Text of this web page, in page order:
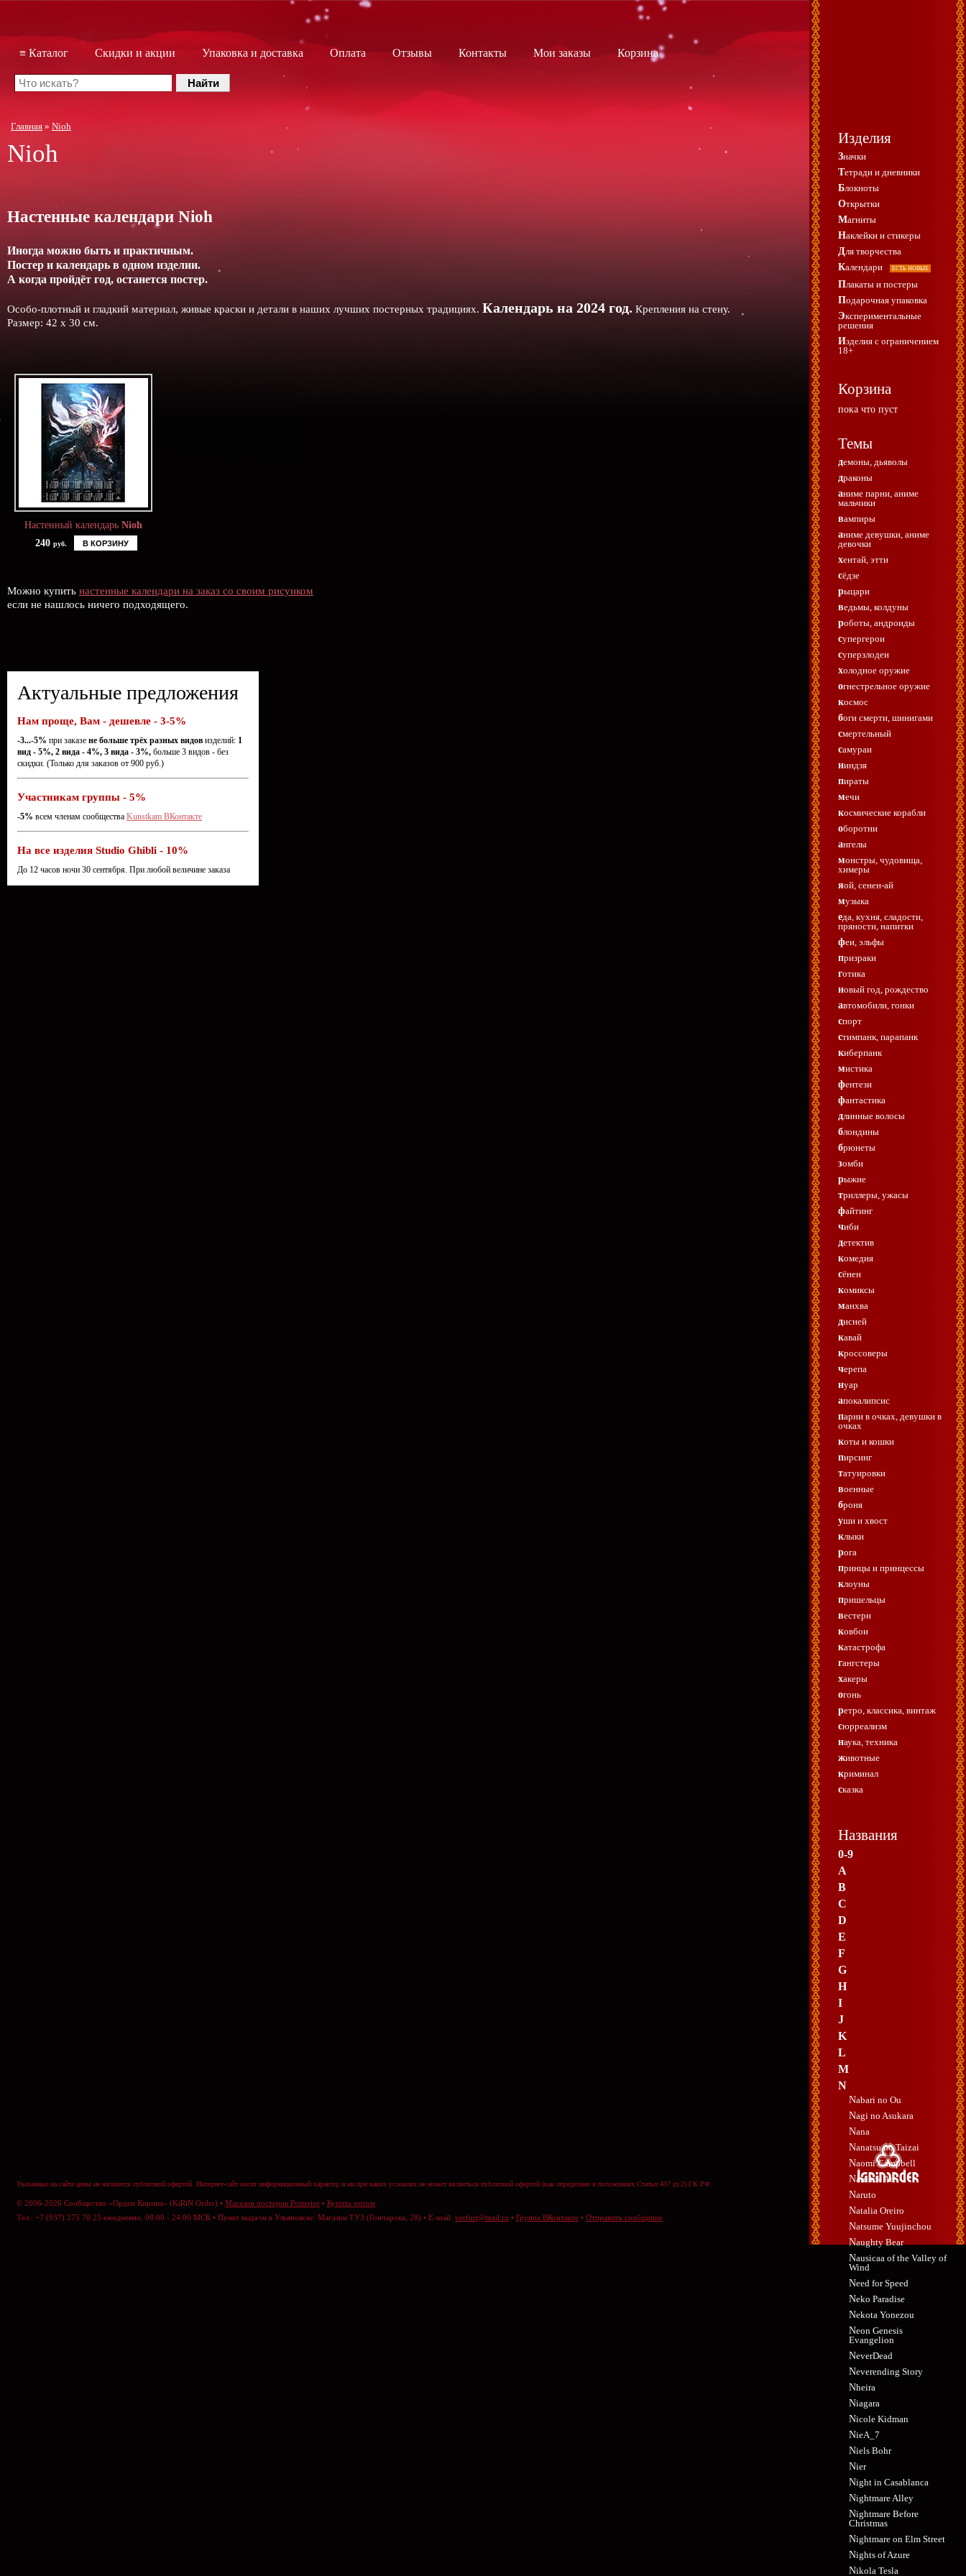
≡ Каталог Скидки и акции Упаковка и доставка Оплата Отзывы Контакты Мои заказы Корзина
Главная » Nioh
Nioh
Настенные календари Nioh
Иногда можно быть и практичным.
Постер и календарь в одном изделии.
А когда пройдёт год, останется постер.
Особо-плотный и гладкий материал, живые краски и детали в наших лучших постерных традициях. Календарь на 2024 год. Крепления на стену.
Размер: 42 х 30 см.
Настенный календарь Nioh
240 руб. В КОРЗИНУ
Можно купить настенные календари на заказ со своим рисунком
если не нашлось ничего подходящего.
Актуальные предложения
Нам проще, Вам - дешевле - 3-5%
-3...-5% при заказе не больше трёх разных видов изделий: 1
вид - 5%, 2 вида - 4%, 3 вида - 3%, больше 3 видов - без
скидки. (Только для заказов от 900 руб.)
Участникам группы - 5%
-5% всем членам сообщества Kunstkam ВКонтакте
На все изделия Studio Ghibli - 10%
До 12 часов ночи 30 сентября. При любой величине заказа
Изделия
Значки
Тетради и дневники
Блокноты
Открытки
Магниты
Наклейки и стикеры
Для творчества
Календари
ЕСТЬ НОВЫЕ
Плакаты и постеры
Подарочная упаковка
Экспериментальные
решения
Изделия с ограничением
18+
Корзина
пока что пуст
Темы
демоны, дьяволы
драконы
аниме парни, аниме
мальчики
вампиры
аниме девушки, аниме
девочки
хентай, этти
сёдзе
рыцари
ведьмы, колдуны
роботы, андроиды
супергерои
суперзлодеи
холодное оружие
огнестрельное оружие
космос
боги смерти, шинигами
смертельный
самураи
ниндзя
пираты
мечи
космические корабли
оборотни
ангелы
монстры, чудовища,
химеры
яой, сенен-ай
музыка
еда, кухня, сладости,
пряности, напитки
феи, эльфы
призраки
готика
новый год, рождество
автомобили, гонки
спорт
стимпанк, парапанк
киберпанк
мистика
фентези
фантастика
длинные волосы
блондины
брюнеты
зомби
рыжие
триллеры, ужасы
файтинг
чиби
детектив
комедия
сёнен
комиксы
манхва
дисней
кавай
кроссоверы
черепа
нуар
апокалипсис
парни в очках, девушки в
очках
коты и кошки
пирсинг
татуировки
военные
броня
уши и хвост
клыки
рога
принцы и принцессы
клоуны
пришельцы
вестерн
ковбои
катастрофа
гангстеры
хакеры
огонь
ретро, классика, винтаж
сюрреализм
наука, техника
животные
криминал
сказка
Названия
0-9
A
B
C
D
E
F
G
H
I
J
K
L
M
N
Nabari no Ou
Nagi no Asukara
Nana
Nanatsu no Taizai
Naomi Campbell
Nardack Art
Naruto
Natalia Oreiro
Natsume Yuujinchou
Naughty Bear
Nausicaa of the Valley of
Wind
Need for Speed
Neko Paradise
Nekota Yonezou
Neon Genesis
Evangelion
NeverDead
Neverending Story
Nheira
Niagara
Nicole Kidman
NieA_7
Niels Bohr
Nier
Night in Casablanca
Nightmare Alley
Nightmare Before
Christmas
Nightmare on Elm Street
Nights of Azure
Nikola Tesla
Указанные на сайте цены не являются публичной офертой. Интернет-сайт носит информационный характер и ни при каких условиях не может являеться публичной офертой (как определено в положениях Статьи 437 (п.2) ГК РФ.
© 2006-2026 Сообщество «Орден Кирина» (KiRiN Order) • Магазин постеров Posterior • Купить оптом
Тел.: +7 (937) 275 70 25 ежедневно, 08:00 - 24:00 МСК • Пункт выдачи в Ульяновске: Магазин ТУЗ (Гончарова, 28) • E-mail: verfurt@mail.ru • Группа ВКонтакте • Отправить сообщение